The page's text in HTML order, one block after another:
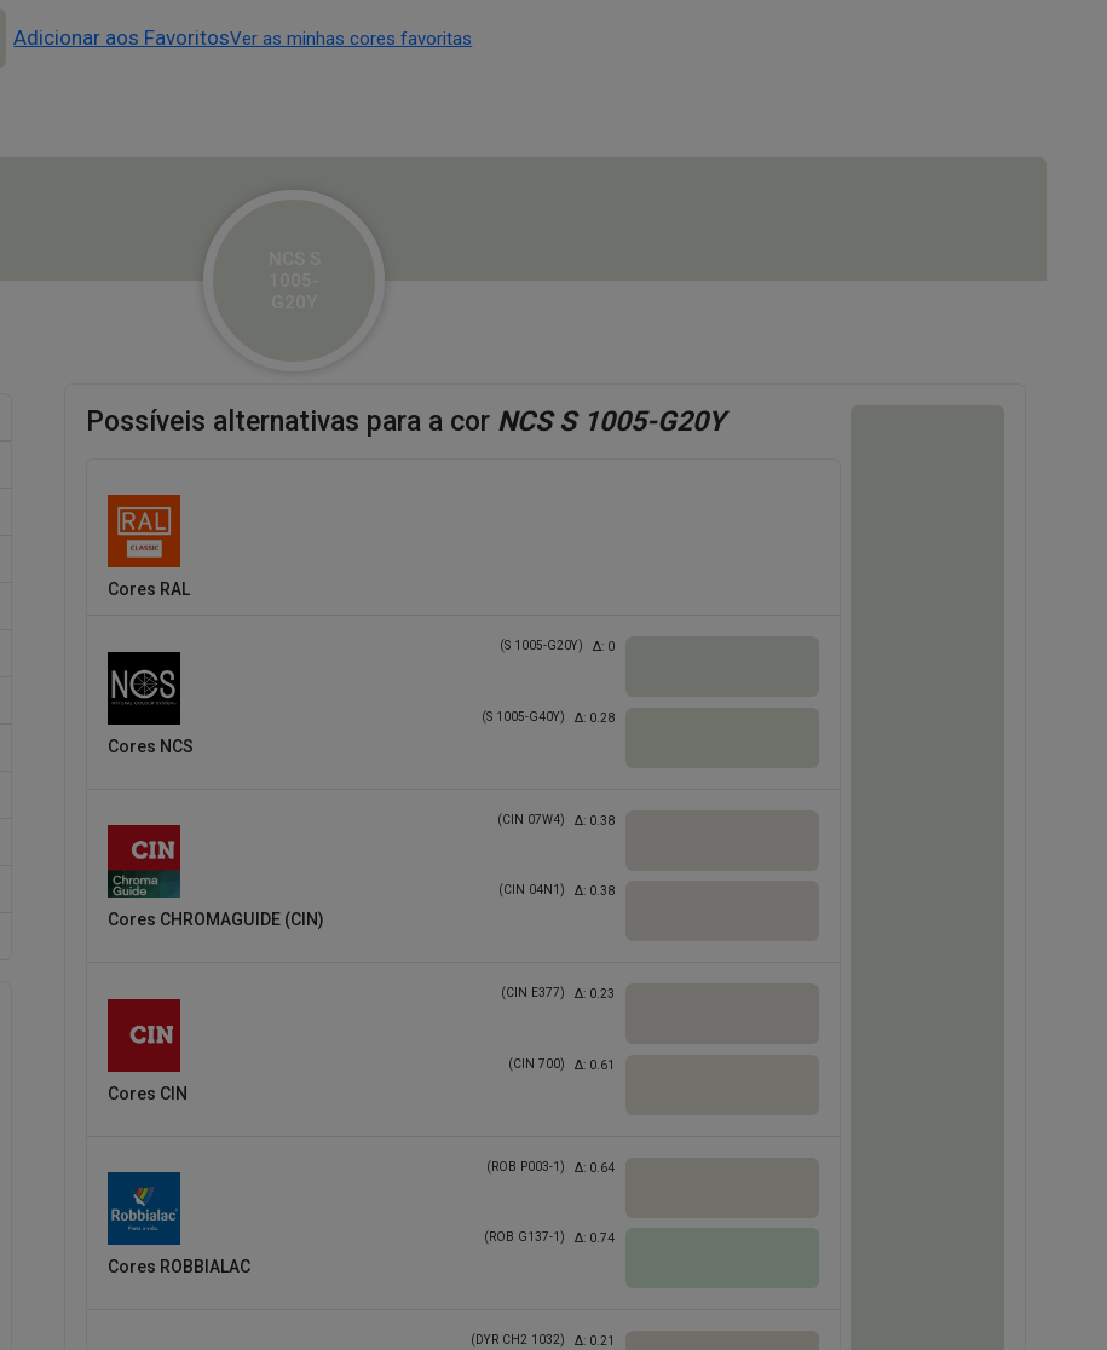
Adicionar aos FavoritosVer as minhas cores favoritas
Possíveis alternativas para a cor NCS S 1005-G20Y
Cores RAL
Cores NCS
(S 1005-G20Y) Δ: 0
(S 1005-G40Y) Δ: 0.28
Cores CHROMAGUIDE (CIN)
(CIN 07W4) Δ: 0.38
(CIN 04N1) Δ: 0.38
Cores CIN
(CIN E377) Δ: 0.23
(CIN 700) Δ: 0.61
Cores ROBBIALAC
(ROB P003-1) Δ: 0.64
(ROB G137-1) Δ: 0.74
(DYR CH2 1032) Δ: 0.21